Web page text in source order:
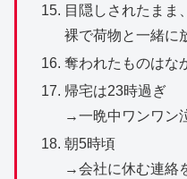
目隠しされたまま、
裸で荷物と一緒に
奪われたものはな
帰宅は23時過ぎ
→一晩中ワンワン
朝5時頃
→会社に休む連絡